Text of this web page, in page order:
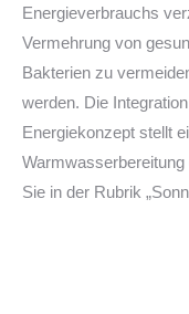
Energieverbrauchs
Vermehrung von
Bakterien zu
werden. Die
Energiekonzept stellt
Sie in der Rubrik